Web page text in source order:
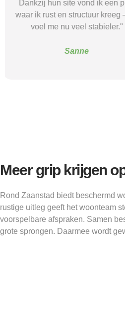
tijdens intakegesprekken.
kwam ik bij een aanbieder die
bij mij past. Mijn
Meer grip krijgen
Rond Zaanstad biedt beschermd
rustige uitleg geeft het woonteam
voorspelbare afspraken. Samen
grote sprongen. Daarmee wordt